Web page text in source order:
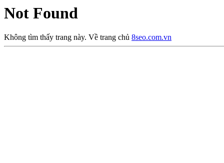
Not Found
Không tìm thấy trang này. Về trang chủ 8seo.com.vn